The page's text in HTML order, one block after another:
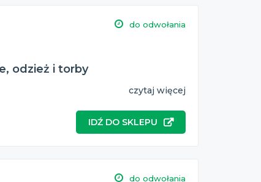
do odwołania
odzież i torby
czytaj więcej
IDŹ DO SKLEPU
do odwołania